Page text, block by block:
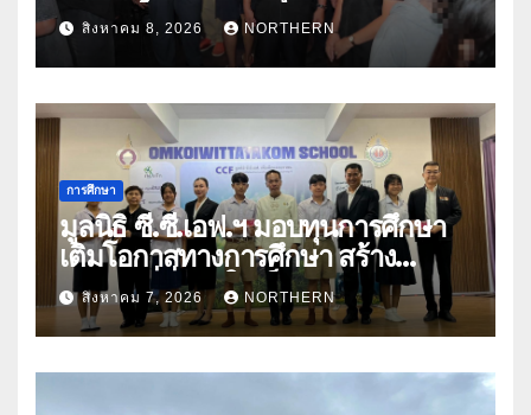
พิชิตยาเสพติด” ปราบปรามกวาดล้าง
ยาเสพติดสถานบันเทิง พบสารเสพติด
4 ราย
สิงหาคม 8, 2026 NORTHERN
การศึกษา
มูลนิธิ ซี.ซี.เอฟ.ฯ มอบทุนการศึกษา
เติมโอกาสทางการศึกษา สร้าง
อนาคตที่มั่นคงให้เด็กและเยาวชน
ด้อยโอกาส
สิงหาคม 7, 2026 NORTHERN